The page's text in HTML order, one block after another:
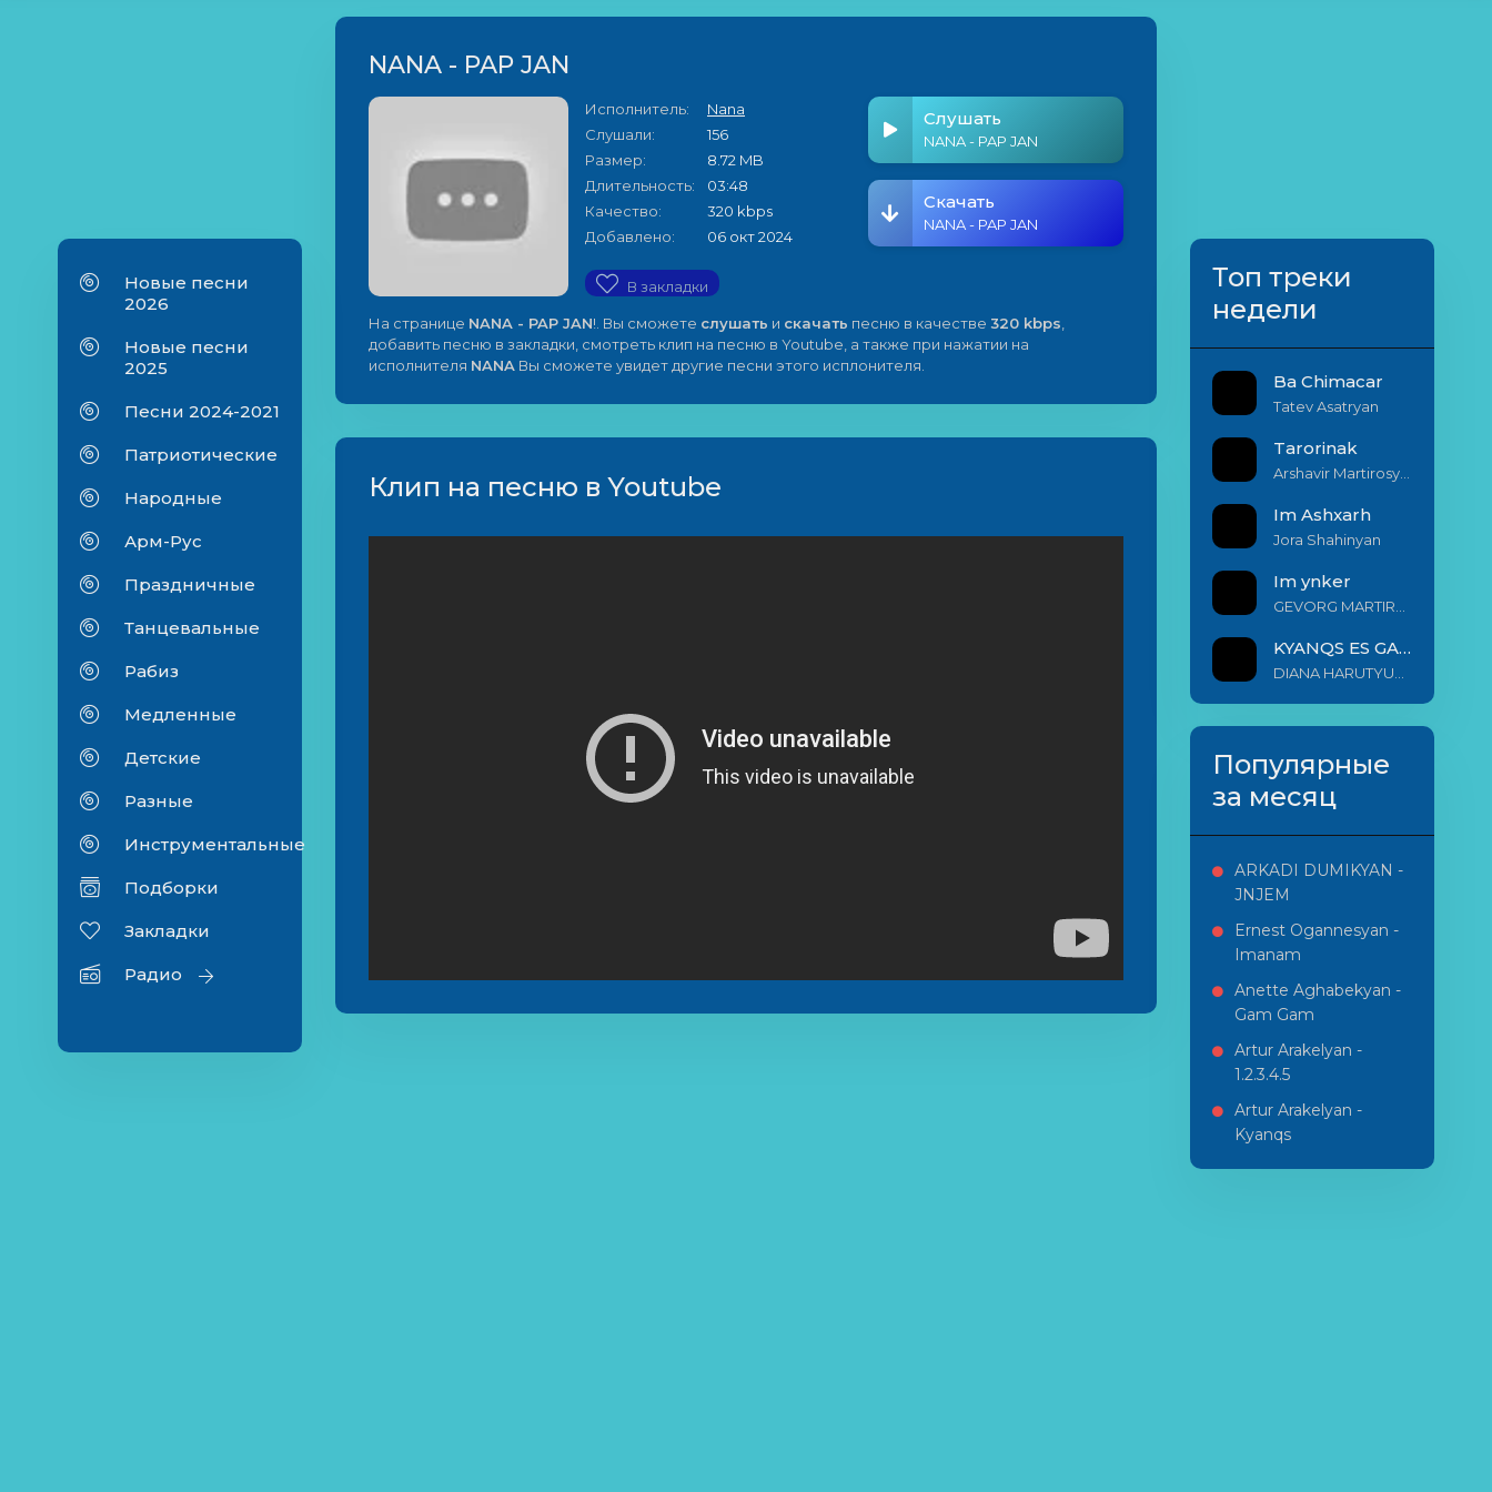
Новые песни
2026
Новые песни
2025
Песни 2024-2021
Патриотические
Народные
Арм-Рус
Праздничные
Танцевальные
Рабиз
Медленные
Детские
Разные
Инструментальные
Подборки
Закладки
Радио
NANA - PAP JAN
Исполнитель:
Nana
Слушали:
156
Размер:
8.72 MB
Длительность:
03:48
Качество:
320 kbps
Добавлено:
06 окт 2024
В закладки
Слушать
NANA - PAP JAN
Скачать
NANA - PAP JAN
На странице NANA - PAP JAN!. Вы сможете слушать и скачать песню в качестве 320 kbps
добавить песню в закладки, смотреть клип на песню в Youtube, а также при нажатии на
исполнителя NANA Вы сможете увидет другие песни этого исплонителя.
Клип на песню в Youtube
Топ треки
недели
Ba Chimacar
Tatev Asatryan
Tarorinak
Im Ashxarh
Jora Shahinyan
Im ynker
KYANQS ES GALIS EM
Популярные
за месяц
ARKADI DUMIKYAN -
JNJEM
Ernest Ogannesyan -
Imanam
Anette Aghabekyan -
Gam Gam
Artur Arakelyan -
1.2.3.4.5
Artur Arakelyan -
Kyanqs